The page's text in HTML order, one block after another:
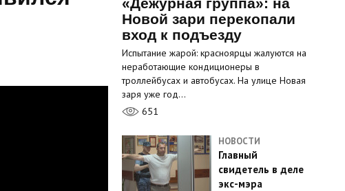
Новой зари перекопали
вход к подъезду
Испытание жарой: красноярцы жалуются на
неработающие кондиционеры в
троллейбусах и автобусах. На улице Новая
заря уже год…
651
НОВОСТИ
Главный
свидетель в деле
экс-мэра